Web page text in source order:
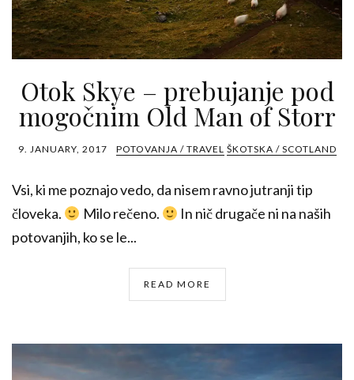
Otok Skye – prebujanje pod
mogočnim Old Man of Storr
9. JANUARY, 2017 POTOVANJA / TRAVEL ŠKOTSKA / SCOTLAND
Vsi, ki me poznajo vedo, da nisem ravno jutranji tip
človeka.
Milo rečeno.
In nič drugače ni na naših
potovanjih, ko se le...
READ MORE